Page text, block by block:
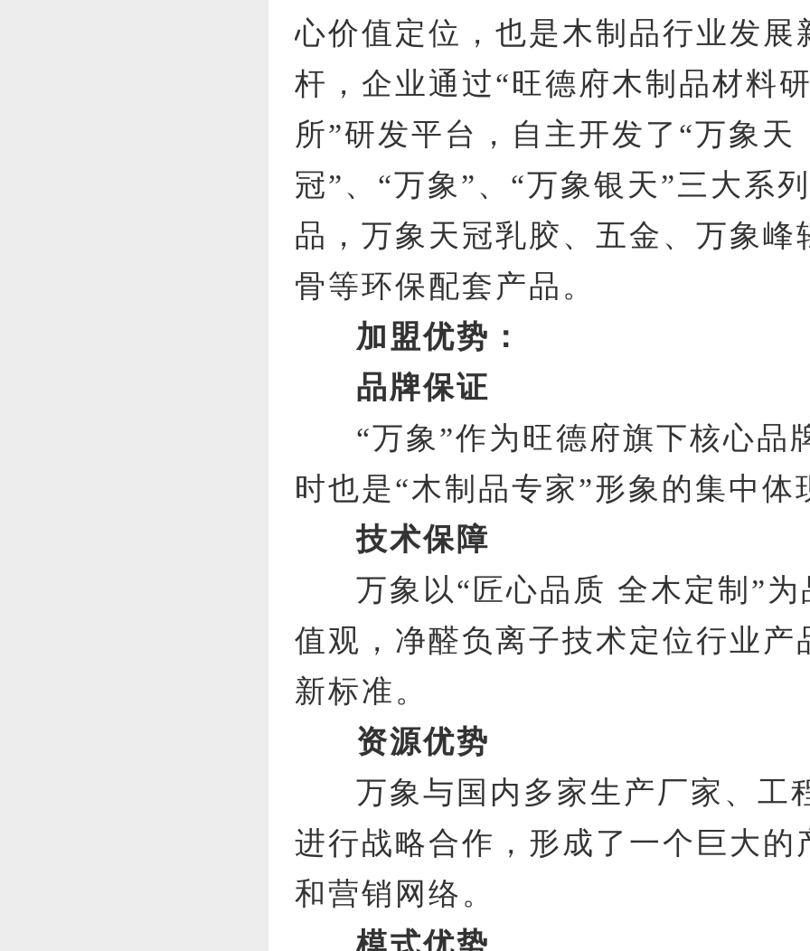
心价值定位，也是木制品行业发展
杆，企业通过“旺德府木制品材料
所”研发平台，自主开发了“万象天
冠”、“万象”、“万象银天”三大系
品，万象天冠乳胶、五金、万象峰
骨等环保配套产品。
加盟优势：
品牌保证
“万象”作为旺德府旗下核心品
时也是“木制品专家”形象的集中体
技术保障
万象以“匠心品质 全木定制”为
值观，净醛负离子技术定位行业产
新标准。
资源优势
万象与国内多家生产厂家、工
进行战略合作，形成了一个巨大的
和营销网络。
模式优势